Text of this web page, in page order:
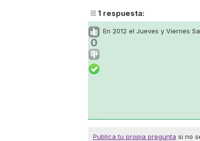
1 respuesta:
0
En 2012 el Jueves y Viernes
Publica tu propia pregunta si no